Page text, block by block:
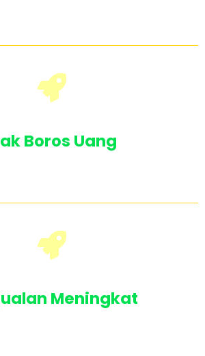
Boros Uang
Meningkat